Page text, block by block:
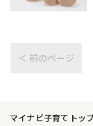
＜ 前のページ
マイナビ子育てトッ